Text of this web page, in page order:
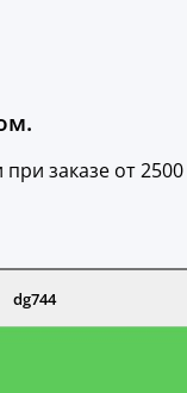
заказе от 2500
dg744